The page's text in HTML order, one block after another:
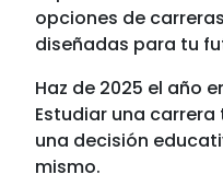
opciones de
diseñadas para tu
Haz de 2025 el año
Estudiar una carrera
una decisión
mismo.